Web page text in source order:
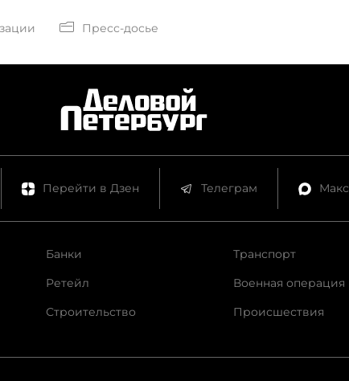
Пресс-досье
Перейти в Дзен Телеграм Макс
Банки
Ретейл
Строительство
Транспорт
Военная операция
Происшествия